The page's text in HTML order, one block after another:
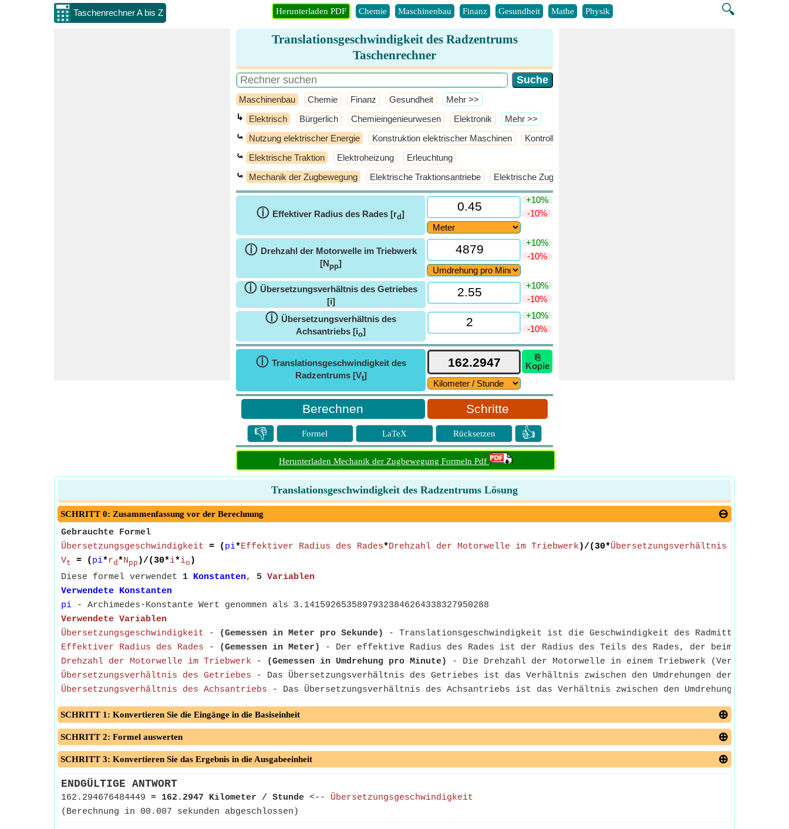
Taschenrechner A bis Z 🔍
Herunterladen PDF Chemie Maschinenbau Finanz Gesundheit Mathe Physik
Translationsgeschwindigkeit des Radzentrums
Taschenrechner
Maschinenbau Chemie Finanz Gesundheit ​Mehr >>
↳ Elektrisch Bürgerlich Chemieingenieurwesen Elektronik ​Mehr >>
⤿ Nutzung elektrischer Energie Konstruktion elektrischer Maschinen Kontrollsystem
⤿ Elektrische Traktion Elektroheizung Erleuchtung
⤿ Mechanik der Zugbewegung Elektrische Traktionsantriebe Elektrische Zugphysik
ⓘ Effektiver Radius des Rades [rd]
+10%
-10%
ⓘ Drehzahl der Motorwelle im Triebwerk
[Npp]
+10%
-10%
ⓘ Übersetzungsverhältnis des Getriebes
[i]
+10%
-10%
ⓘ Übersetzungsverhältnis des
Achsantriebs [io]
+10%
-10%
ⓘ Translationsgeschwindigkeit des
Radzentrums [Vt]
⎘
Kopie
Schritte
👎 Formel LaTeX Rücksetzen 👍
Herunterladen Mechanik der Zugbewegung Formeln Pdf
Translationsgeschwindigkeit des Radzentrums Lösung
SCHRITT 0: Zusammenfassung vor der Berechnung
Gebrauchte Formel
Übersetzungsgeschwindigkeit = ( pi*Effektiver Radius des Rades*Drehzahl der Motorwelle im Triebwerk )/(30*Übersetzungsverhältnis des
Vt = ( pi*rd*Npp )/(30*i*io )
Diese formel verwendet 1 Konstanten, 5 Variablen
Verwendete Konstanten
pi - Archimedes-Konstante Wert genommen als 3.14159265358979323846264338327950288
Verwendete Variablen
Übersetzungsgeschwindigkeit - (Gemessen in Meter pro Sekunde)
- Translationsgeschwindigkeit ist die Geschwindigkeit des Radmittelpunkts
Effektiver Radius des Rades - (Gemessen in Meter)
- Der effektive Radius des Rades ist der Radius des Teils des Rades, der beim Rollen
Drehzahl der Motorwelle im Triebwerk - (Gemessen in Umdrehung pro Minute)
- Die Drehzahl der Motorwelle in einem Triebwerk
Übersetzungsverhältnis des Getriebes - Das Übersetzungsverhältnis des Getriebes ist das Verhältnis zwischen den Umdrehungen der
Übersetzungsverhältnis des Achsantriebs - Das Übersetzungsverhältnis des Achsantriebs ist das Verhältnis zwischen den Umdrehungen der
SCHRITT 1: Konvertieren Sie die Eingänge in die Basiseinheit
SCHRITT 2: Formel auswerten
SCHRITT 3: Konvertieren Sie das Ergebnis in die Ausgabeeinheit
ENDGÜLTIGE ANTWORT
162.294676484449 ≈ 162.2947 Kilometer / Stunde <-- Übersetzungsgeschwindigkeit
(Berechnung in 00.007 sekunden abgeschlossen)